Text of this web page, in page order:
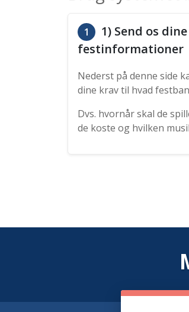
1
1) Send os dine
festinformationer
Nederst på denne side
dine krav til hvad
Dvs. hvornår skal de
de koste og hvilken